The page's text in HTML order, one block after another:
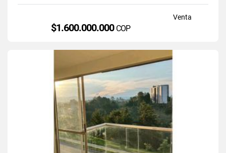
Venta
$1.600.000.000 COP